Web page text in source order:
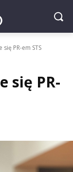
się PR-em STS
się PR-